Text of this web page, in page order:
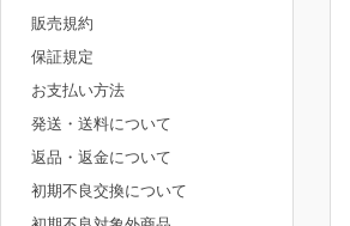
販売規約
保証規定
お支払い方法
発送・送料について
返品・返金について
初期不良交換について